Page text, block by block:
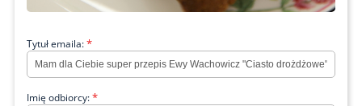
Tytuł emaila:*
Imię odbiorcy:*